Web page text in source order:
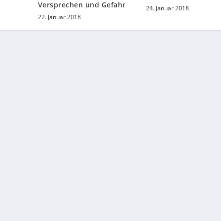
Versprechen und Gefahr
22. Januar 2018
24. Januar 2018